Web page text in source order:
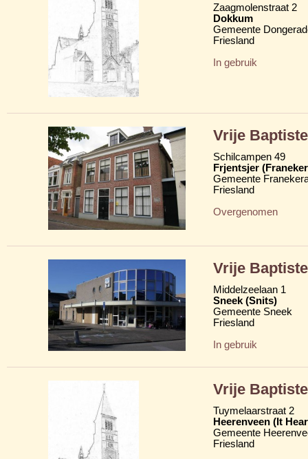
Zaagmolenstraat 2
Dokkum
Gemeente
Friesland
In gebruik
Vrije
Schilcampen 49
Frjentsjer
Gemeente
Friesland
Overgenomen
Vrije
Middelzeelaan 1
Sneek (Snits)
Gemeente Sneek
Friesland
In gebruik
Vrije
Tuymelaarstraat 2
Heerenveen (It
Gemeente
Friesland